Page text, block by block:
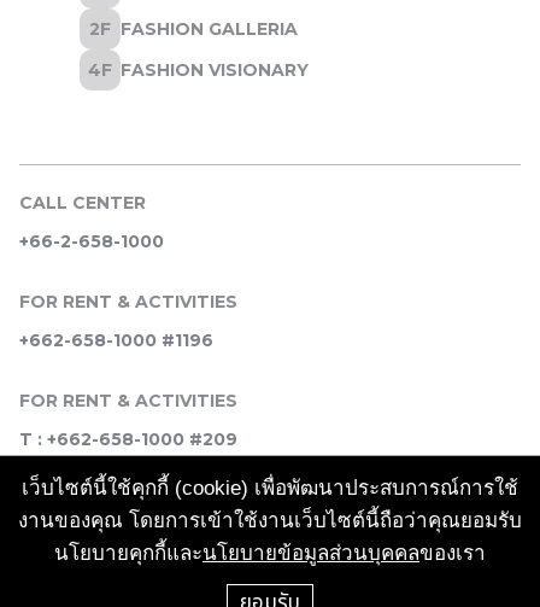
เว็บไซต์นี้ใช้คุกกี้ (cookie) เพื่อพัฒนาประสบการณ์การใช้
งานของคุณ โดยการเข้าใช้งานเว็บไซต์นี้ถือว่าคุณยอมรับ
นโยบายคุกกี้และนโยบายข้อมูลส่วนบุคคลของเรา
ยอมรับ
CALL CENTER
+66-2-658-1000
FOR RENT & ACTIVITIES
+662-658-1000 #1196
FOR RENT & ACTIVITIES
T : +662-658-1000 #209
SOCIAL MEDIA